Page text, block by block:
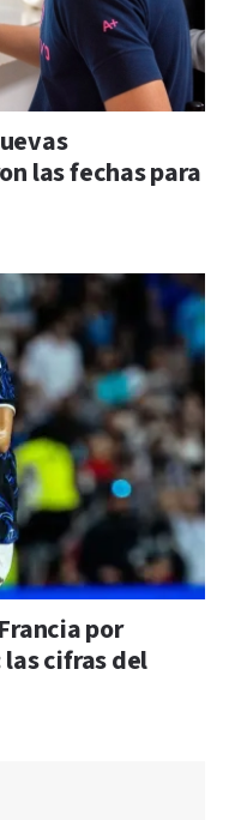
las fechas para
por
cifras del